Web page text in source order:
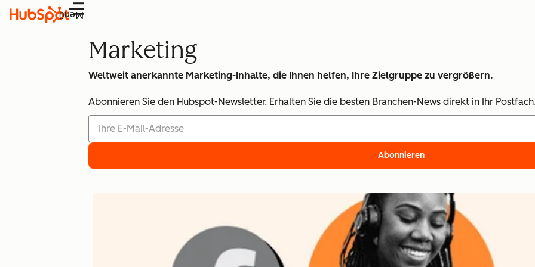
Menü
Marketing
Weltweit anerkannte Marketing-Inhalte, die Ihnen helfen, Ihre Zielgruppe zu vergrößern.
Abonnieren Sie den Hubspot-Newsletter. Erhalten Sie die besten Branchen-News direkt in Ihr
Abonnieren